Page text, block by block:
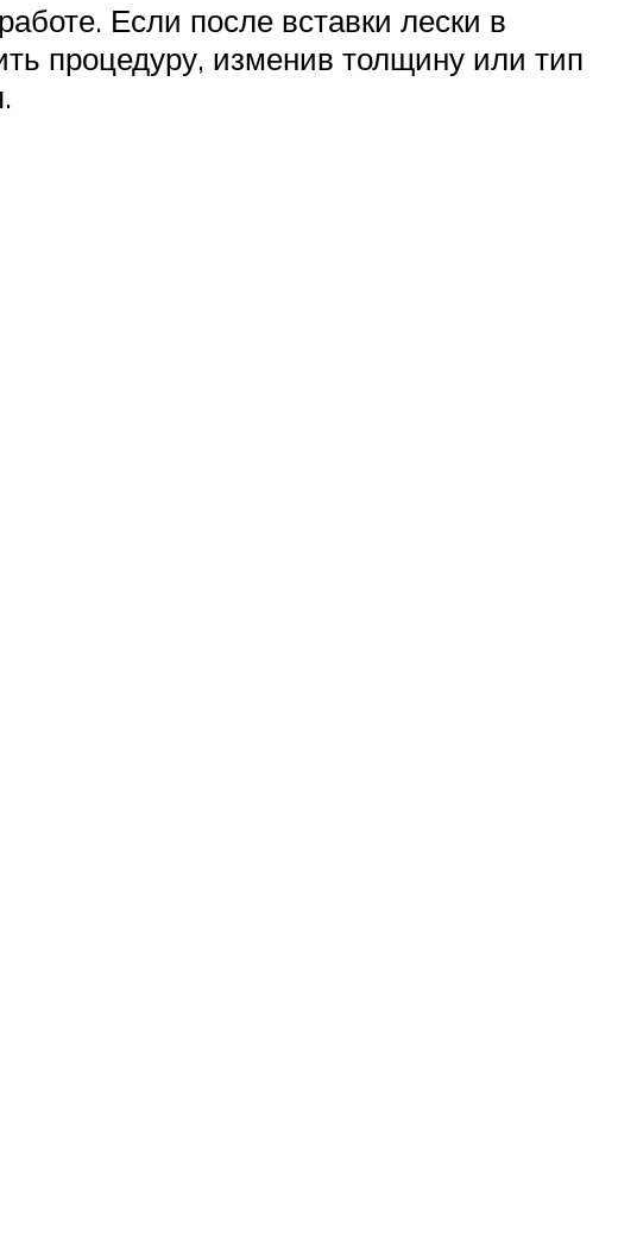
Если после вставки лески в
процедуру, изменив толщину или тип